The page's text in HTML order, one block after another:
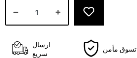
ارسال
سريع
تسوق مأمن